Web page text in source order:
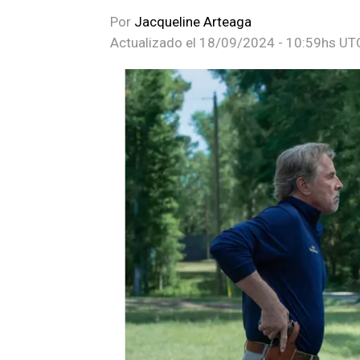
Por Jacqueline Arteaga
Actualizado el 18/09/2024 - 10:59hs